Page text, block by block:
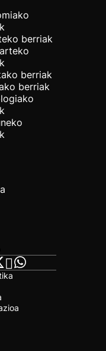
berriak
berriak
berriak